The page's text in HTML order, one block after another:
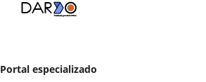
Portal especializado